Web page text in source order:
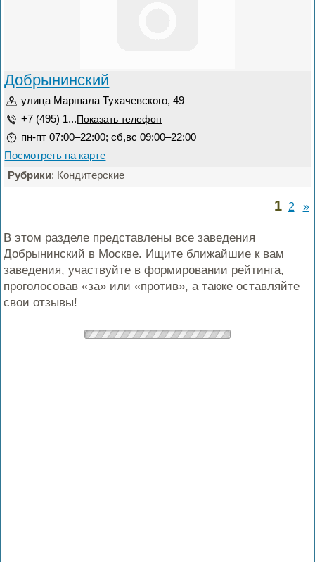
Добрынинский
улица Маршала Тухачевского, 49
+7 (495) 1... Показать телефон
пн-пт 07:00–22:00; сб,вс 09:00–22:00
Посмотреть на карте
Рубрики: Кондитерские
1 2 »
В этом разделе представлены все заведения
Добрынинский в Москве. Ищите ближайшие к вам
заведения, участвуйте в формировании рейтинга,
проголосовав «за» или «против», а также оставляйте
свои отзывы!